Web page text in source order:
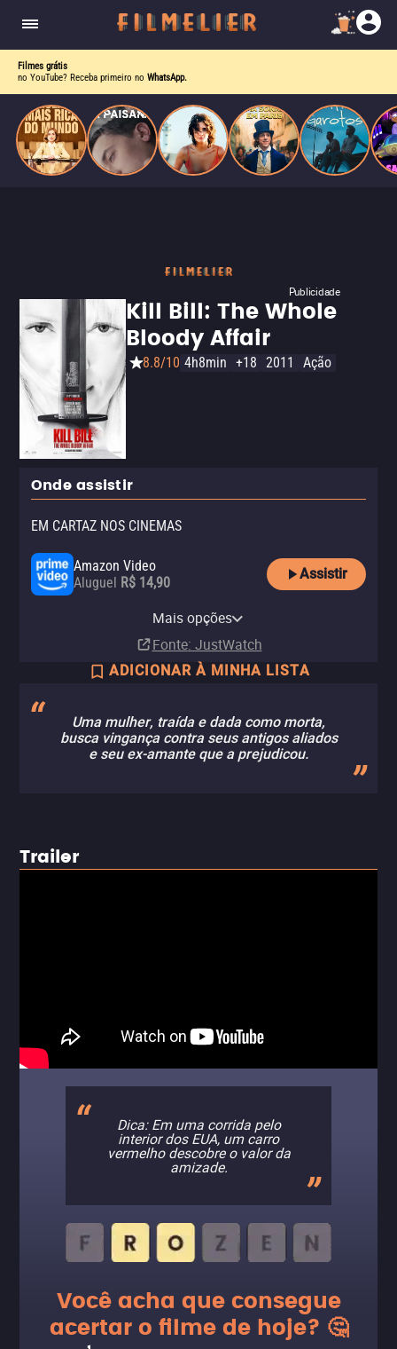
Filmes grátis
no YouTube? Receba primeiro no WhatsApp.
Publicidade
Kill Bill: The Whole
Bloody Affair
8.8/10 4h8min +18 2011 Ação
Onde assistir
EM CARTAZ NOS CINEMAS
Amazon Video
Aluguel R$ 14,90
Assistir
R$ 14,90
Nos cinemasMais opções
Fonte: JustWatch
ADICIONAR À MINHA LISTA
Uma mulher, traída e dada como morta,
busca vingança contra seus antigos aliados
e seu ex-amante que a prejudicou.
Trailer
Dica: Em uma corrida pelo
interior dos EUA, um carro
vermelho descobre o valor da
amizade.
Você acha que consegue
acertar o filme de hoje? 🤔
do
Mundo